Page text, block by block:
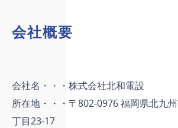
会社概要
会社名・・・株式会社北和電設
所在地・・・〒802-0976 福岡県北九
丁目23-17